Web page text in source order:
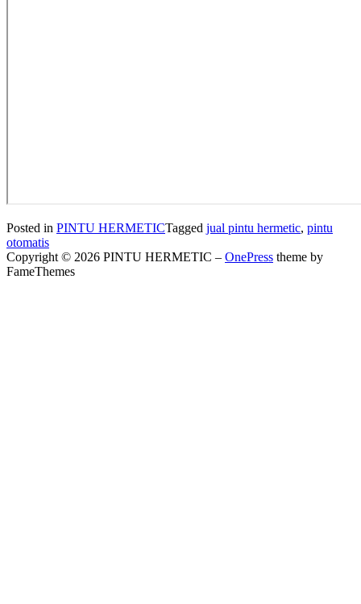
Posted in PINTU HERMETICTagged jual pintu hermetic, pintu
otomatis
Copyright © 2026 PINTU HERMETIC – OnePress theme by
FameThemes